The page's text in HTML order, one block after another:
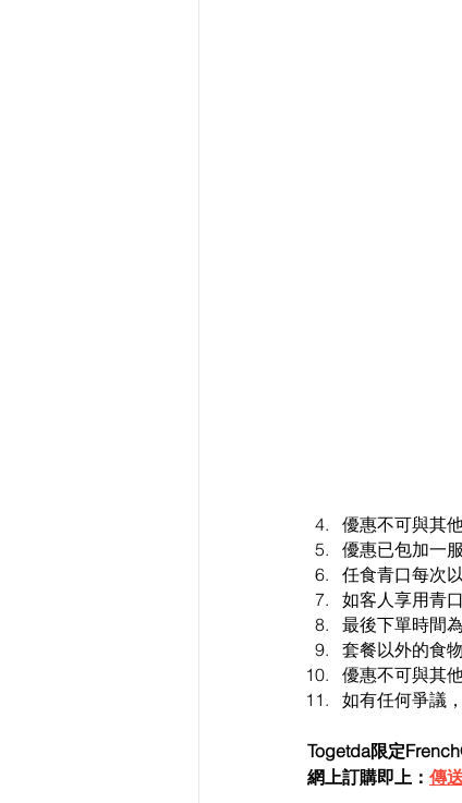
優惠不可與其
優惠已包加一
任食青口每次
如客人享用青
最後下單時間
套餐以外的食
優惠不可與其
如有任何爭議
Togetda限定
網上訂購即上： 傳